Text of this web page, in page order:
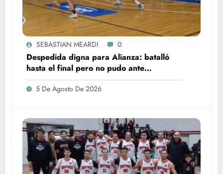
SEBASTIAN MEARDI 0
Despedida digna para Alianza: batalló
hasta el final pero no pudo ante
Argentino, que es semifinalista
5 De Agosto De 2026